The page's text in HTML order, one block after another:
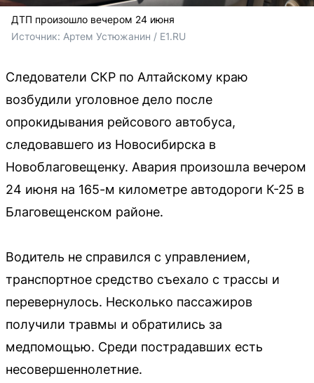
ДТП произошло вечером 24 июня
Источник: Артем Устюжанин / E1.RU
Следователи СКР по Алтайскому краю
возбудили уголовное дело после
опрокидывания рейсового автобуса,
следовавшего из Новосибирска в
Новоблаговещенку. Авария произошла вечером
24 июня на 165-м километре автодороги К-25 в
Благовещенском районе.
Водитель не справился с управлением,
транспортное средство съехало с трассы и
перевернулось. Несколько пассажиров
получили травмы и обратились за
медпомощью. Среди пострадавших есть
несовершеннолетние.